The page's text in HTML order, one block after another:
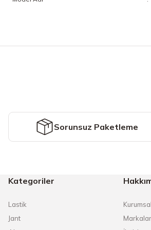
Ürün fiyatı diğer sitelerden daha pahalı.
Bu ürüne benzer farklı alternatifler olmalı.
Sorunsuz Paketleme
Kategoriler
Lastik
Jant
Kurumsal
Markalar